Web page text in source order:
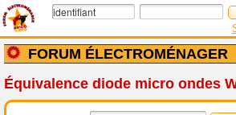
FORUM ÉLECTROMÉNAGER
Équivalence diode micro ondes